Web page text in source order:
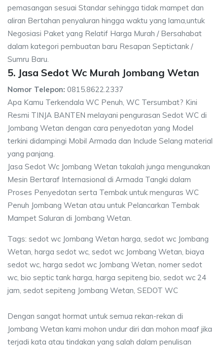
pemasangan sesuai Standar sehingga tidak mampet dan
aliran Bertahan penyaluran hingga waktu yang lama,untuk
Negosiasi Paket yang Relatif Harga Murah / Bersahabat
dalam kategori pembuatan baru Resapan Septictank /
Sumru Baru.
5. Jasa Sedot Wc Murah Jombang Wetan
Nomor Telepon: 0815.8622.2337
Apa Kamu Terkendala WC Penuh, WC Tersumbat? Kini
Resmi TINJA BANTEN melayani pengurasan Sedot WC di
Jombang Wetan dengan cara penyedotan yang Model
terkini didampingi Mobil Armada dan Include Selang material
yang panjang.
Jasa Sedot Wc Jombang Wetan takalah junga mengunakan
Mesin Bertaraf Internasional di Armada Tangki dalam
Proses Penyedotan serta Tembak untuk menguras WC
Penuh Jombang Wetan atau untuk Pelancarkan Tembak
Mampet Saluran di Jombang Wetan.
Tags: sedot wc Jombang Wetan harga, sedot wc Jombang
Wetan, harga sedot wc, sedot wc Jombang Wetan, biaya
sedot wc, harga sedot wc Jombang Wetan, nomer sedot
wc, bio septic tank harga, harga sepiteng bio, sedot wc 24
jam, sedot sepiteng Jombang Wetan, SEDOT WC
Dengan sangat hormat untuk semua rekan-rekan di
Jombang Wetan kami mohon undur diri dan mohon maaf jika
terjadi kata atau tindakan yang salah dalam penulisan